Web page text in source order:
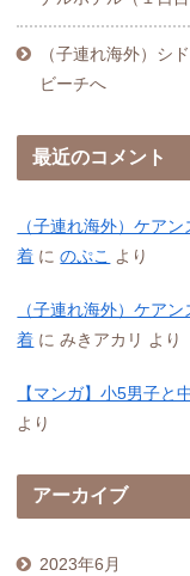
（子連れ海外）シ
ビーチへ
最近のコメント
（子連れ海外）ケア
着 にのぷこ より
（子連れ海外）ケア
着 にみきアカリ より
【マンガ】小5男子と
より
アーカイブ
2023年6月